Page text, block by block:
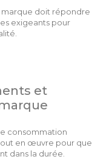
doit répondre
exigeants pour
et
consommation
en œuvre pour que
dans la durée.